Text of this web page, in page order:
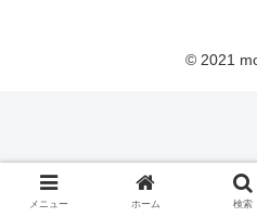
© 2021
メニュー ホーム 検索